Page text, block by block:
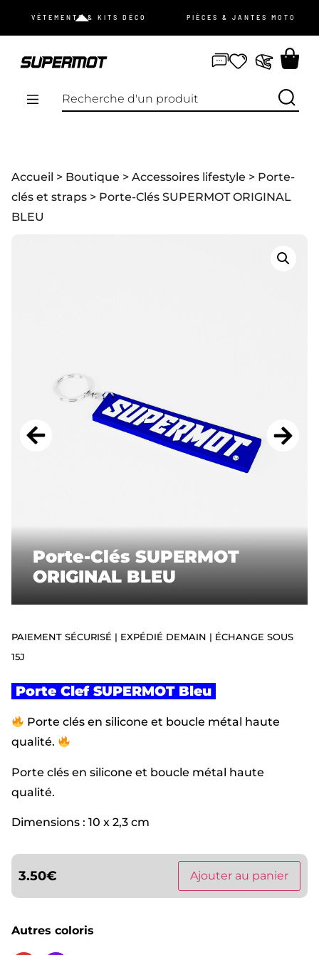
VÊTEMENTS & KITS DÉCO PIÈCES & JANTES MOTO
mot de passe oublié ?
Je m’inscris
NOUVEAUTÉS
STICKERS
CADEAUX
Accueil > Boutique > Accessoires lifestyle > Porte-
clés et straps > Porte-Clés SUPERMOT ORIGINAL
BLEU
Porte-Clés SUPERMOT
ORIGINAL BLEU
PAIEMENT SÉCURISÉ | EXPÉDIÉ DEMAIN | ÉCHANGE SOUS
15J
Porte Clef SUPERMOT Bleu
Porte clés en silicone et boucle métal haute
qualité.
Porte clés en silicone et boucle métal haute
qualité.
Dimensions : 10 x 2,3 cm
3.50€ Ajouter au panier
Autres coloris